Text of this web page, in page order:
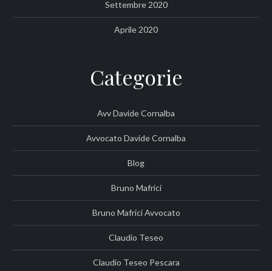
Settembre 2020
Aprile 2020
Categorie
Avv Davide Cornalba
Avvocato Davide Cornalba
Blog
Bruno Mafrici
Bruno Mafrici Avvocato
Claudio Teseo
Claudio Teseo Pescara